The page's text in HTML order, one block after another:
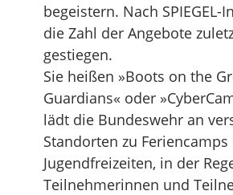
begeistern. Nach
die Zahl der Angebote
gestiegen.
Sie heißen »Boots on the
Guardians« oder
lädt die Bundeswehr an
Standorten zu Feriencamps
Jugendfreizeiten, in der
Teilnehmerinnen und